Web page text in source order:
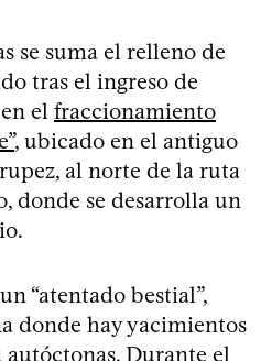
se suma el relleno de
tras el ingreso de
el fraccionamiento
, ubicado en el antiguo
al norte de la ruta
donde se desarrolla un
“atentado bestial”,
donde hay yacimientos
Durante el